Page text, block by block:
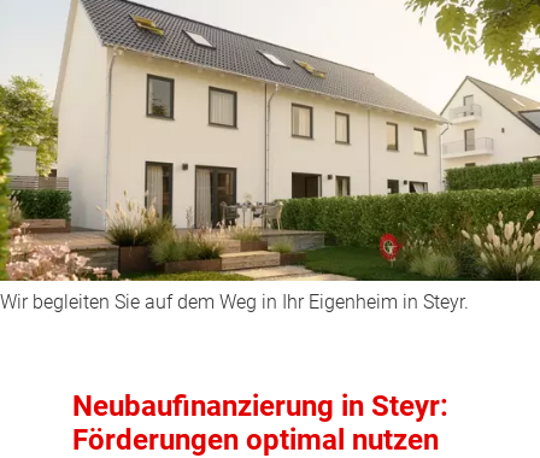
Wir begleiten Sie auf dem Weg in Ihr Eigenheim in Steyr.
Neubaufinanzierung in Steyr:
Förderungen optimal nutzen